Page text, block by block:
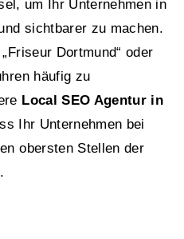
um Ihr Unternehmen in
sichtbarer zu machen.
Dortmund“ oder
häufig zu
Local SEO Agentur in
Ihr Unternehmen bei
obersten Stellen der